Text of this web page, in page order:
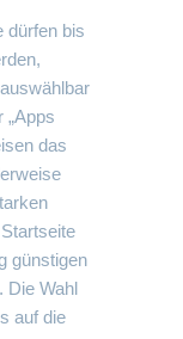
dürfen bis
„Apps
das
günstigen
Die Wahl
auf die